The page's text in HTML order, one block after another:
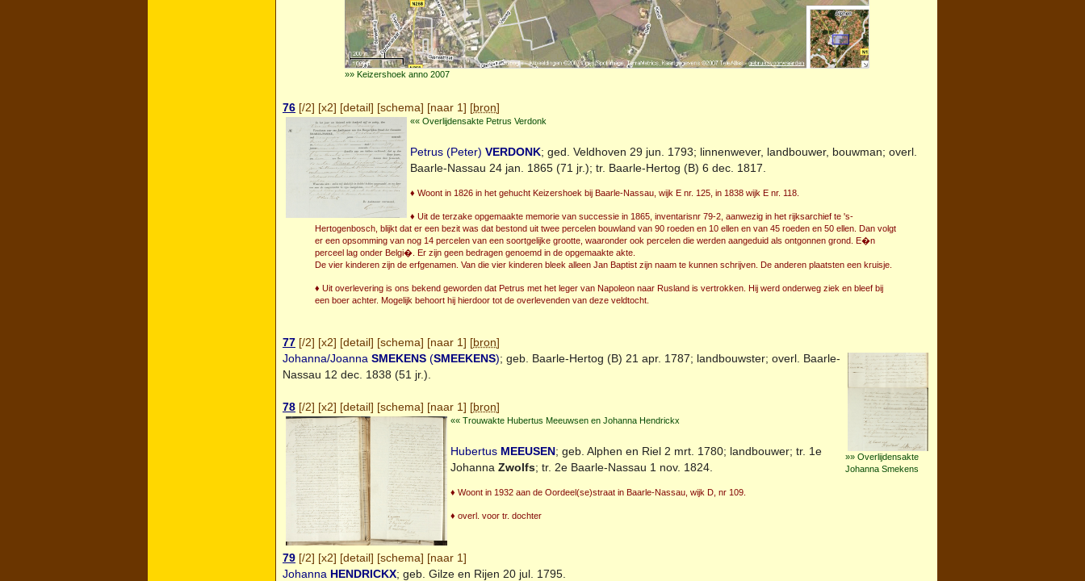
»» Keizershoek anno 2007
76 [/2] [x2] [detail] [schema] [naar 1] [bron]
«« Overlijdensakte Petrus Verdonk
Petrus (Peter) VERDONK; ged. Veldhoven 29 jun. 1793; linnenwever, landbouwer, bouwman; overl.
Baarle-Nassau 24 jan. 1865 (71 jr.); tr. Baarle-Hertog (B) 6 dec. 1817.
♦ Woont in 1826 in het gehucht Keizershoek bij Baarle-Nassau, wijk E nr. 125, in 1838 wijk E nr. 118.
♦ Uit de terzake opgemaakte memorie van successie in 1865, inventarisnr 79-2, aanwezig in het rijksarchief te 's-
Hertogenbosch, blijkt dat er een bezit was dat bestond uit twee percelen bouwland van 90 roeden en 10 ellen en van 45 roeden en 50 ellen. Dan volgt
er een opsomming van nog 14 percelen van een soortgelijke grootte, waaronder ook percelen die werden aangeduid als ontgonnen grond. E�n
perceel lag onder Belgi�. Er zijn geen bedragen genoemd in de opgemaakte akte.
De vier kinderen zijn de erfgenamen. Van die vier kinderen bleek alleen Jan Baptist zijn naam te kunnen schrijven. De anderen plaatsten een kruisje.
♦ Uit overlevering is ons bekend geworden dat Petrus met het leger van Napoleon naar Rusland is vertrokken. Hij werd onderweg ziek en bleef bij
een boer achter. Mogelijk behoort hij hierdoor tot de overlevenden van deze veldtocht.
77 [/2] [x2] [detail] [schema] [naar 1] [bron]
»» Overlijdensakte
Johanna Smekens
Johanna/Joanna SMEKENS (SMEEKENS); geb. Baarle-Hertog (B) 21 apr. 1787; landbouwster; overl. Baarle-
Nassau 12 dec. 1838 (51 jr.).
78 [/2] [x2] [detail] [schema] [naar 1] [bron]
«« Trouwakte Hubertus Meeuwsen en Johanna Hendrickx
Hubertus MEEUSEN; geb. Alphen en Riel 2 mrt. 1780; landbouwer; tr. 1e
Johanna Zwolfs; tr. 2e Baarle-Nassau 1 nov. 1824.
♦ Woont in 1932 aan de Oordeel(se)straat in Baarle-Nassau, wijk D, nr 109.
♦ overl. voor tr. dochter
79 [/2] [x2] [detail] [schema] [naar 1]
Johanna HENDRICKX; geb. Gilze en Rijen 20 jul. 1795.